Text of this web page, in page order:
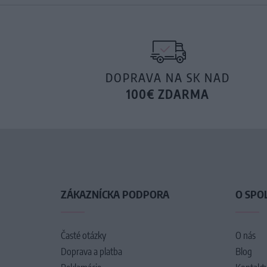
DOPRAVA NA SK NAD
100€ ZDARMA
ZÁKAZNÍCKA PODPORA
Časté otázky
Doprava a platba
O
O nás
Blog